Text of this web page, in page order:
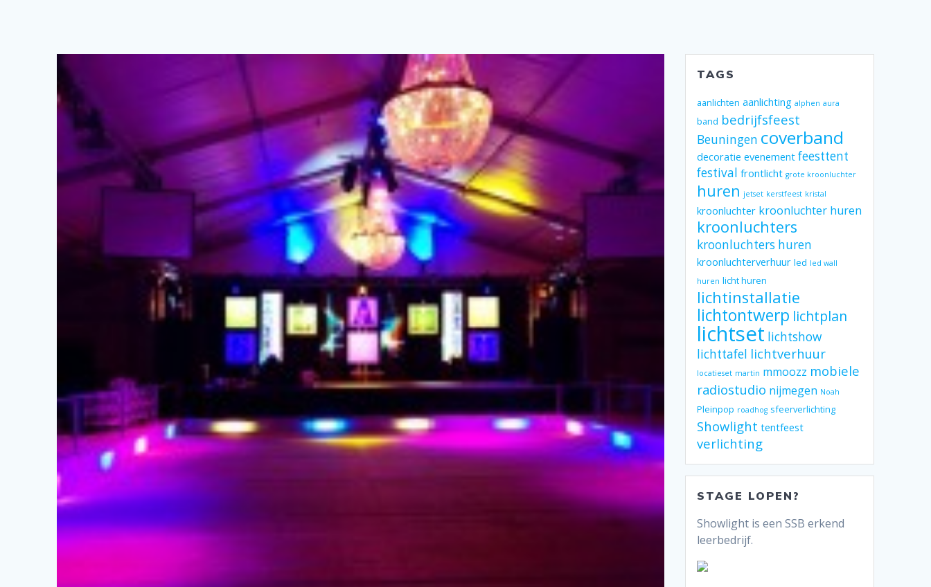
TAGS
aanlichten aanlichting alphen aura
band bedrijfsfeest
Beuningen coverband
decoratie evenement feesttent
festival frontlicht grote kroonluchter
huren jetset kerstfeest kristal
kroonluchter kroonluchter huren
kroonluchters
kroonluchters huren
kroonluchterverhuur led led wall
huren licht huren
lichtinstallatie
lichtontwerp lichtplan
lichtset lichtshow
lichttafel lichtverhuur
locatieset martin mmoozz mobiele
radiostudio nijmegen Noah
Pleinpop roadhog sfeerverlichting
Showlight tentfeest
verlichting
STAGE LOPEN?
Showlight is een SSB erkend
leerbedrijf.